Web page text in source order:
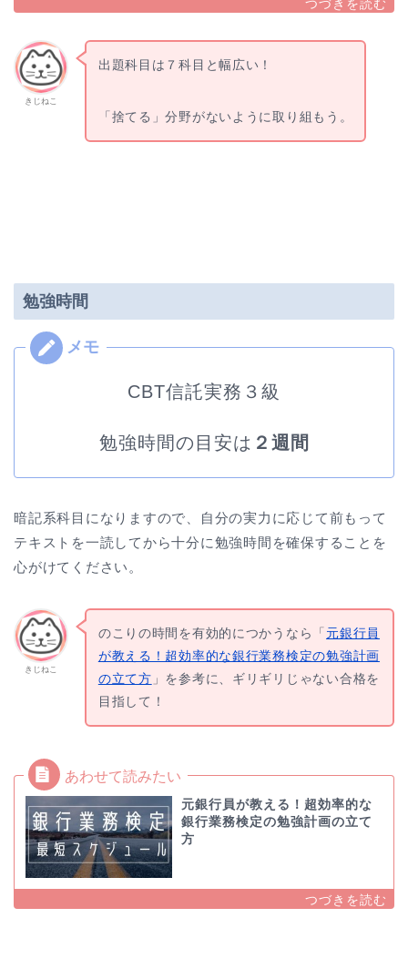
きじねこ
出題科目は７科目と幅広い！
「捨てる」分野がないように取り組もう。
勉強時間
CBT信託実務３級
勉強時間の目安は ２週間
暗記系科目になりますので、自分の実力に応じて前もって
テキストを一読してから十分に勉強時間を確保することを
心がけてください。
きじねこ
のこりの時間を有効的につかうなら「 元銀行員
が教える！超効率的な銀行業務検定の勉強計画
の立て方 」を参考に、ギリギリじゃない合格を
目指して！
元銀行員が教える！超効率的な
銀行業務検定の勉強計画の立て
方